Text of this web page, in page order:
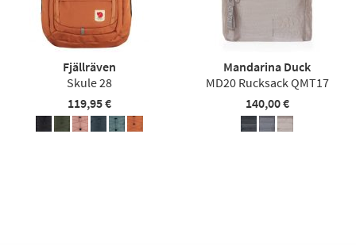
Fjällräven
Skule 28
119,95 €
Mandarina Duck
MD20 Rucksack QMT17
140,00 €